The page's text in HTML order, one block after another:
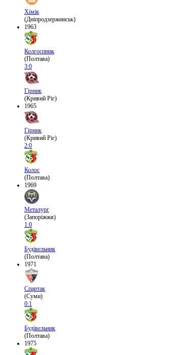
Хімік
(Дніпродзержинськ)
1963
Колгоспник
(Полтава)
3:0
Гірник
(Кривий Ріг)
1965
Гірник
(Кривий Ріг)
2:0
Колос
(Полтава)
1969
Металург
(Запоріжжя)
1:0
Будівельник
(Полтава)
1971
Спартак
(Суми)
0:1
Будівельник
(Полтава)
1975